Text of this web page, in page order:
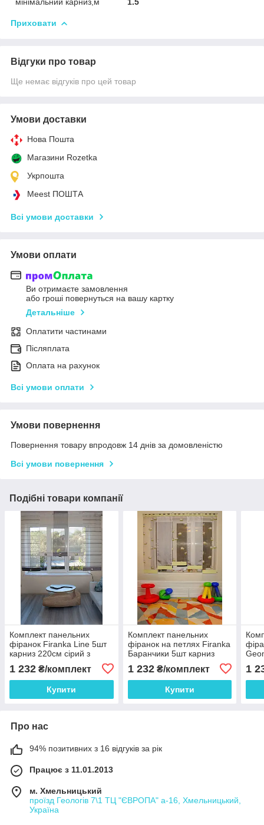
Приховати
Відгуки про товар
Ще немає відгуків про цей товар
Умови доставки
Нова Пошта
Магазини Rozetka
Укрпошта
Meest ПОШТА
Всі умови доставки
Умови оплати
Ви отримаєте замовлення
або гроші повернуться на вашу картку
Детальніше
Оплатити частинами
Післяплата
Оплата на рахунок
Всі умови оплати
Умови повернення
Повернення товару впродовж 14 днів за домовленістю
Всі умови повернення
Подібні товари компанії
Комплект панельних
фіранок Firanka Line 5шт
карниз 220см сірий з
1 232 ₴/комплект
Купити
Комплект панельних
фіранок на петлях Firanka
Баранчики 5шт карниз
салатовим (1_2п)
1 232₴/комплект
Купити
1
Про нас
94% позитивних з 16 відгуків за рік
Працює з 11.01.2013
м. Хмельницький
проїзд Геологів 7\1 ТЦ "ЄВРОПА" а-16, Хмельницький,
Україна